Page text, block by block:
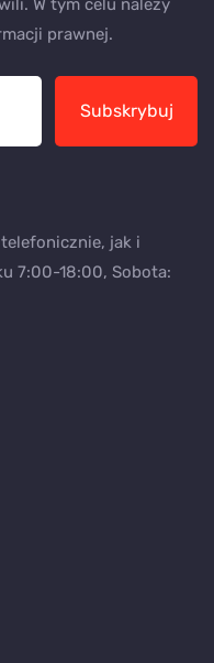
W tym celu należy
prawnej.
Subskrybuj
jak i
7:00-18:00, Sobota: